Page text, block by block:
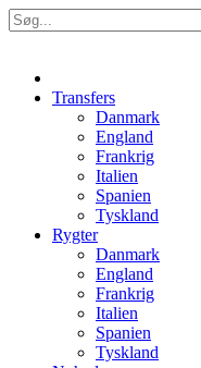
Transfers
Danmark
England
Frankrig
Italien
Spanien
Tyskland
Rygter
Danmark
England
Frankrig
Italien
Spanien
Tyskland